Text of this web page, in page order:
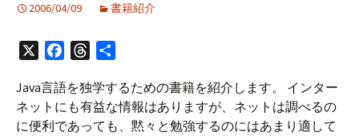
2006/04/09 書籍紹介
FacebookThreads
Java言語を独学するための書籍を紹介します。 インター
ネットにも有益な情報はありますが、ネットは調べるの
に便利であっても、黙々と勉強するのにはあまり適して